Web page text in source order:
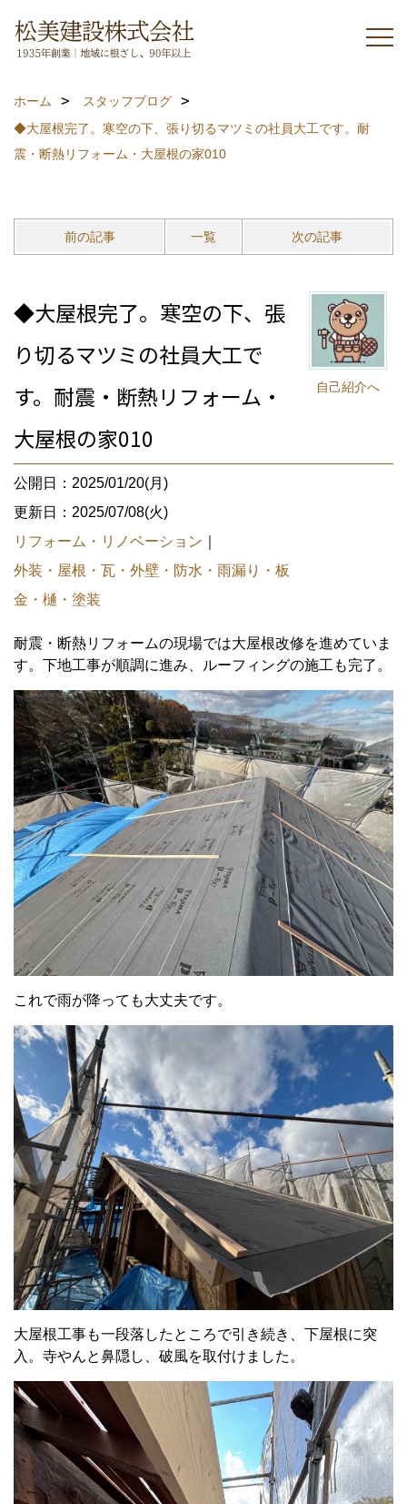
ホーム
スタッフブログ
◆大屋根完了。寒空の下、張り切るマツミの社員大工です。耐
震・断熱リフォーム・大屋根の家010
前の記事 一覧 次の記事
自己紹介へ
◆大屋根完了。寒空の下、張
り切るマツミの社員大工で
す。耐震・断熱リフォーム・
大屋根の家010
公開日：2025/01/20(月)
更新日：2025/07/08(火)
リフォーム・リノベーション
外装・屋根・瓦・外壁・防水・雨漏り・板
金・樋・塗装
耐震・断熱リフォームの現場では大屋根改修を進めていま
す。下地工事が順調に進み、ルーフィングの施工も完了。
これで雨が降っても大丈夫です。
大屋根工事も一段落したところで引き続き、下屋根に突
入。寺やんと鼻隠し、破風を取付けました。